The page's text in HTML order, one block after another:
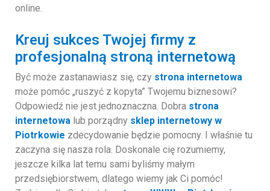
online.
Kreuj sukces Twojej firmy z
profesjonalną stroną internetową
Być może zastanawiasz się, czy strona internetowa
może pomóc „ruszyć z kopyta” Twojemu biznesowi?
Odpowiedź nie jest jednoznaczna. Dobra strona
internetowa lub porządny sklep internetowy w
Piotrkowie zdecydowanie będzie pomocny. I właśnie tu
zaczyna się nasza rola. Doskonale cię rozumiemy,
jeszcze kilka lat temu sami byliśmy małym
przedsiębiorstwem, dlatego wiemy jak Ci pomóc!